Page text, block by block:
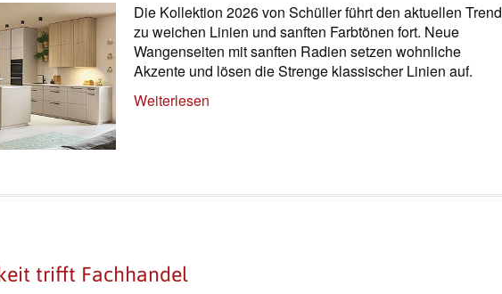
Die Kollektion 2026 von Schüller führt den aktuellen Trend
zu weichen Linien und sanften Farbtönen fort. Neue
Wangenseiten mit sanften Radien setzen wohnliche
Akzente und lösen die Strenge klassischer Linien auf.
Weiterlesen
trifft Fachhandel